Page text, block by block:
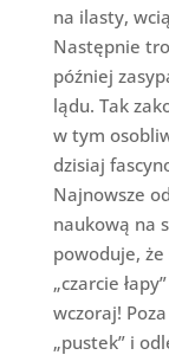
na ilasty,
Następnie
później
lądu. Tak
w tym
dzisiaj
Najnowsze
naukową na
powoduje,
„czarcie
wczoraj!
„pustek” i